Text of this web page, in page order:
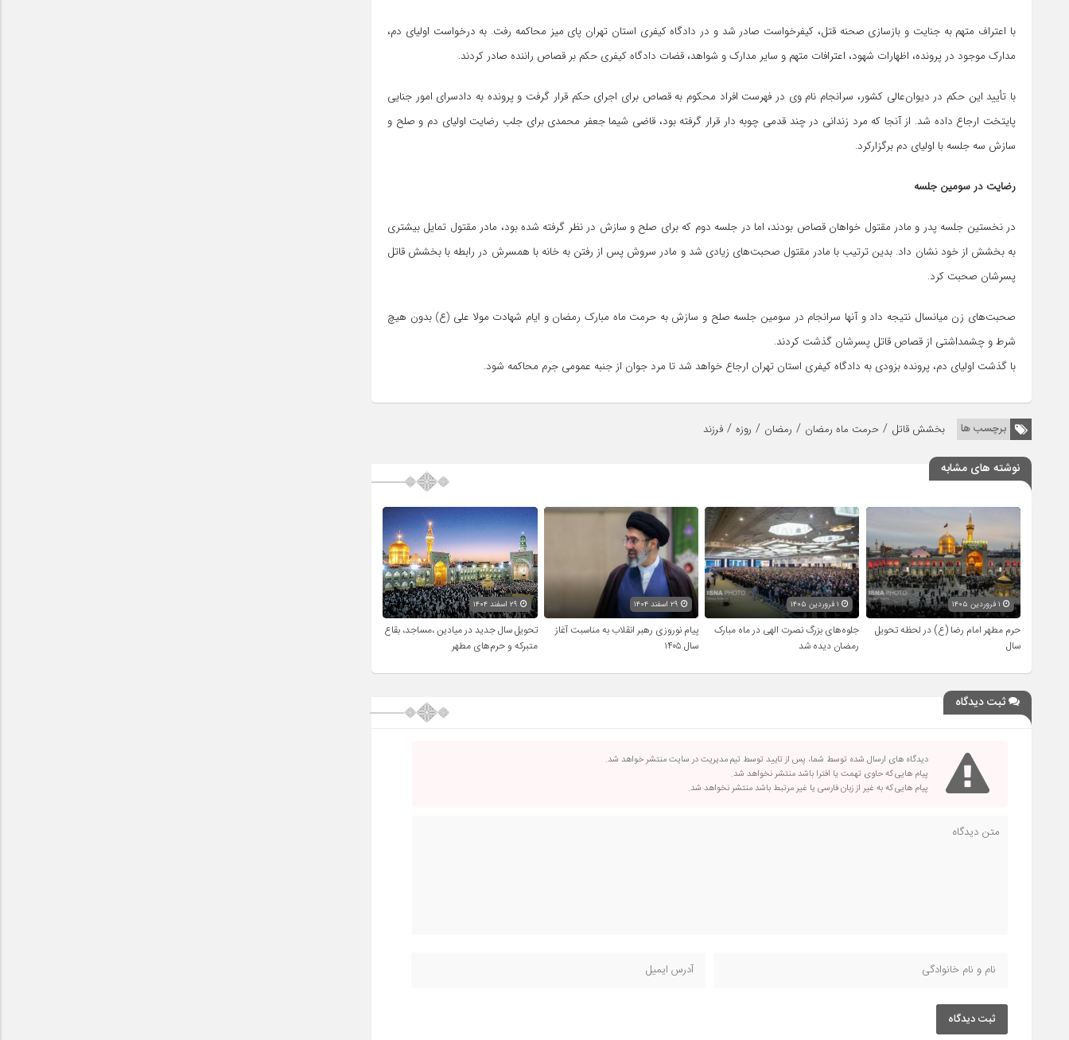
با اعتراف متهم به جنایت و بازسازی صحنه قتل، کیفرخواست صادر شد و در دادگاه کیفری استان تهران پای میز محاکمه رفت. به درخواست اولیای دم،
مدارک موجود در پرونده، اظهارات شهود، اعترافات متهم و سایر مدارک و شواهد، قضات دادگاه کیفری حکم بر قصاص راننده صادر کردند.
با تأیید این حکم در دیوان‌عالی کشور، سرانجام نام وی در فهرست افراد محکوم به قصاص برای اجرای حکم قرار گرفت و پرونده به دادسرای امور جنایی
پایتخت ارجاع داده شد. از آنجا که مرد زندانی در چند قدمی چوبه دار قرار گرفته بود، قاضی شیما جعفر محمدی برای جلب رضایت اولیای دم و صلح و
سازش سه جلسه با اولیای دم برگزارکرد.
رضایت در سومین جلسه
در نخستین جلسه پدر و مادر مقتول خواهان قصاص بودند، اما در جلسه دوم که برای صلح و سازش در نظر گرفته شده بود، مادر مقتول تمایل بیشتری
به بخشش از خود نشان داد. بدین ترتیب با مادر مقتول صحبت‌های زیادی شد و مادر سروش پس از رفتن به خانه با همسرش در رابطه با بخشش قاتل
پسرشان صحبت کرد.
صحبت‌های زن میانسال نتیجه داد و آنها سرانجام در سومین جلسه صلح و سازش به حرمت ماه مبارک رمضان و ایام شهادت مولا علی (ع) بدون هیچ
شرط و چشمداشتی از قصاص قاتل پسرشان گذشت کردند.
با گذشت اولیای دم، پرونده بزودی به دادگاه کیفری استان تهران ارجاع خواهد شد تا مرد جوان از جنبه عمومی جرم محاکمه شود.
برچسب ها بخشش قاتل / حرمت ماه رمضان / رمضان / روزه / فرزند
نوشته های مشابه
حرم مطهر امام رضا (ع) در لحظه تحویل
سال
۱ فروردین ۱۴۰۵
جلوه‌های بزرگ نصرت الهی در ماه مبارک
رمضان دیده شد
پیام نوروزی رهبر انقلاب به مناسبت آغاز
سال ۱۴۰۵
تحویل سال‌ جدید در میادین ،مساجد، بقاع
متبرکه‌ و حرم‌های‌ مطهر
ثبت دیدگاه
دیدگاه های ارسال شده توسط شما، پس از تایید توسط تیم مدیریت در سایت منتشر خواهد شد.
پیام هایی که حاوی تهمت یا افترا باشد منتشر نخواهد شد.
پیام هایی که به غیر از زبان فارسی یا غیر مرتبط باشد منتشر نخواهد شد.
ثبت دیدگاه